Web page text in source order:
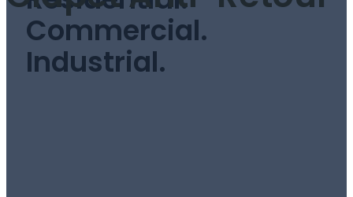
Commercial.
Industrial.